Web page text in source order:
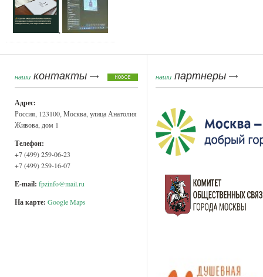
,
наши контакты
Адрес:
Россия, 123100, Москва, улица Анатолия
Живова, дом 1
Телефон:
+7 (499) 259-06-23
+7 (499) 259-16-07
E-mail: fpzinfo@mail.ru
На карте: Google Maps
наши партнеры